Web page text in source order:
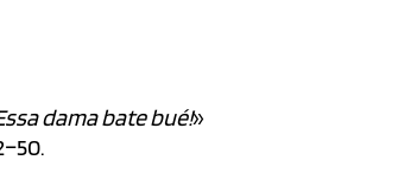
dama bate bué!»